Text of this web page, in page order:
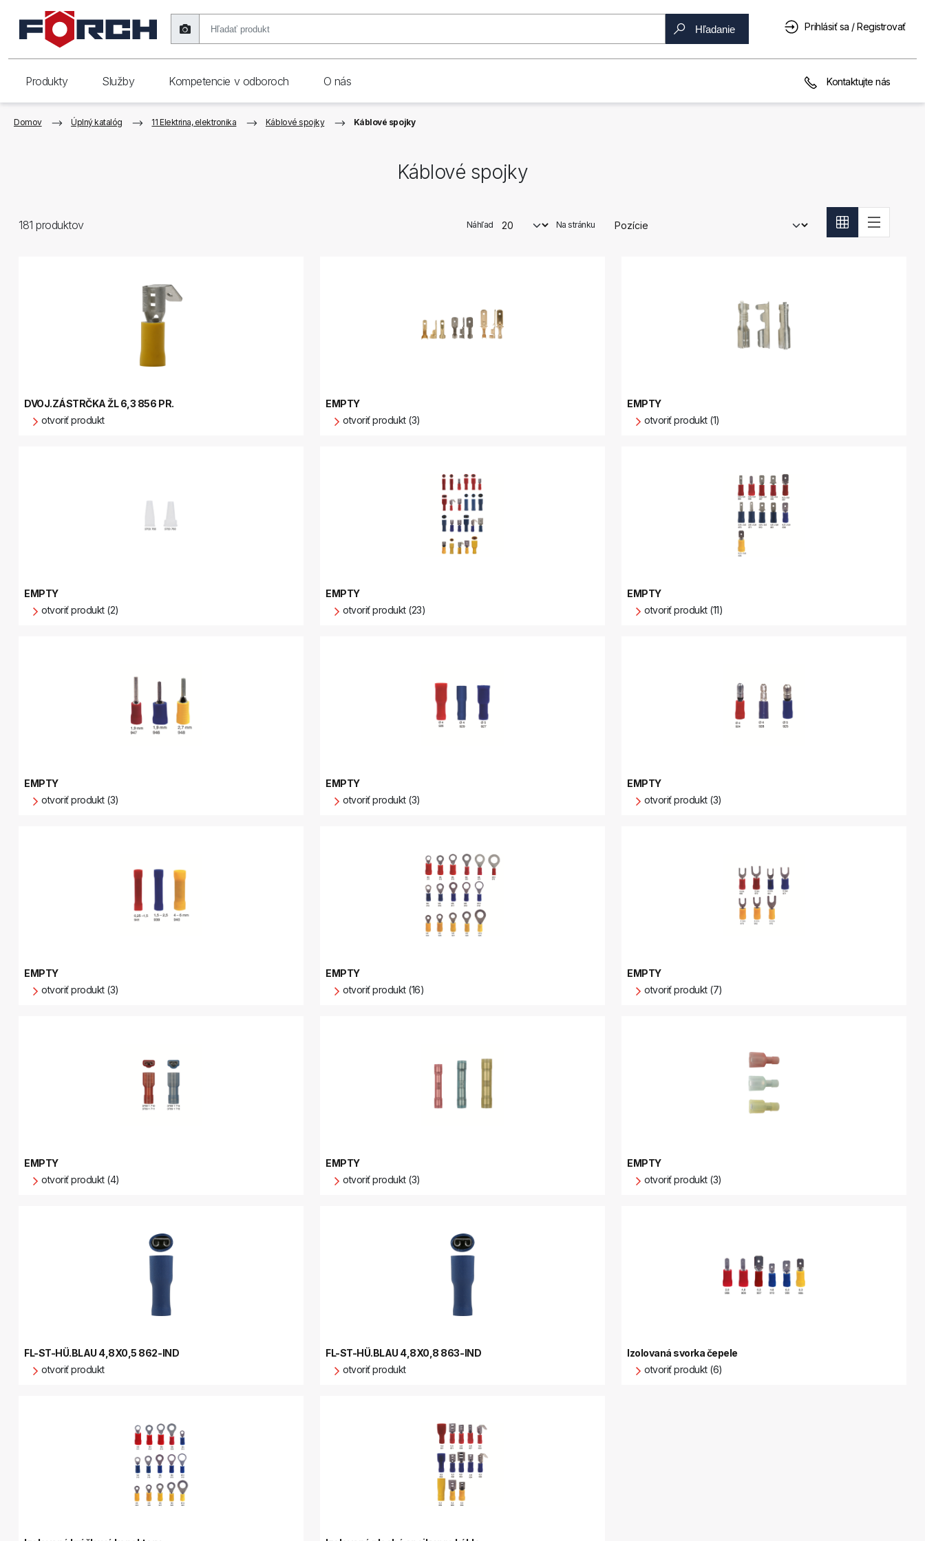
Hľadanie Prihlásiť sa / Registrovať
Produkty Služby Kompetencie v odboroch O nás Kontaktujte nás
Domov Úplný katalóg 11 Elektrina, elektronika Káblové spojky Káblové spojky
Káblové spojky
181 produktov Náhľad Na stránku
DVOJ.ZÁSTRČKA ŽL 6,3 856 PR.
otvoriť produkt
EMPTY
otvoriť produkt (3)
EMPTY
otvoriť produkt (1)
EMPTY
otvoriť produkt (2)
EMPTY
otvoriť produkt (23)
EMPTY
otvoriť produkt (11)
EMPTY
otvoriť produkt (3)
EMPTY
otvoriť produkt (3)
EMPTY
otvoriť produkt (3)
EMPTY
otvoriť produkt (3)
EMPTY
otvoriť produkt (16)
EMPTY
otvoriť produkt (7)
EMPTY
otvoriť produkt (4)
EMPTY
otvoriť produkt (3)
EMPTY
otvoriť produkt (3)
FL-ST-HÜ.BLAU 4,8X0,5 862-IND
otvoriť produkt
FL-ST-HÜ.BLAU 4,8X0,8 863-IND
otvoriť produkt
Izolovaná svorka čepele
otvoriť produkt (6)